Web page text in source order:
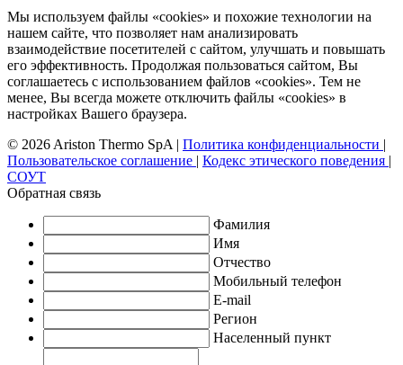
Мы используем файлы «cookies» и похожие технологии на
нашем сайте, что позволяет нам анализировать
взаимодействие посетителей с сайтом, улучшать и повышать
его эффективность. Продолжая пользоваться сайтом, Вы
соглашаетесь с использованием файлов «cookies». Тем не
менее, Вы всегда можете отключить файлы «cookies» в
настройках Вашего браузера.
© 2026 Ariston Thermo SpA | Политика конфиденциальности |
Пользовательское соглашение | Кодекс этического поведения |
СОУТ
Обратная связь
Фамилия
Имя
Отчество
Мобильный телефон
E-mail
Регион
Населенный пункт